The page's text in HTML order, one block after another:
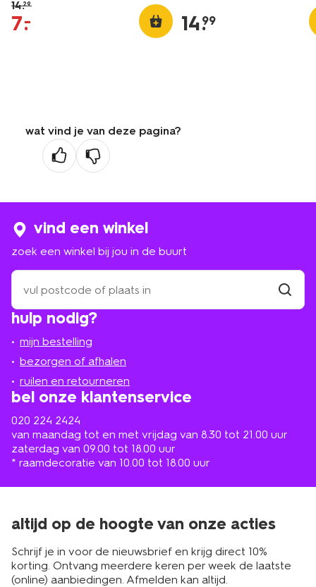
14.29
7.
– 14.
99
wat vind je van deze pagina?
hulp nodig?
mijn bestelling
bezorgen of afhalen
ruilen en retourneren
bel onze klantenservice
020 224 2424
van maandag tot en met vrijdag van 8.30 tot 21.00 uur
zaterdag van 09.00 tot 18.00 uur
* raamdecoratie van 10.00 tot 18.00 uur
vind een winkel
zoek een winkel bij jou in de buurt
zoek
een
winkel
bij
in
de
buurt
altijd op de hoogte van onze acties
Schrijf je in voor de nieuwsbrief en krijg direct 10%
korting. Ontvang meerdere keren per week de laatste
(online) aanbiedingen. Afmelden kan altijd.